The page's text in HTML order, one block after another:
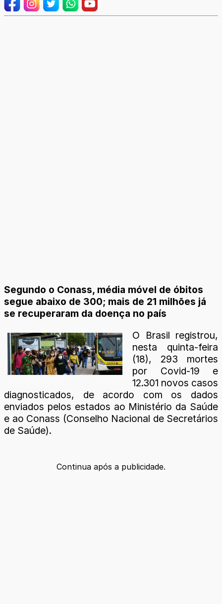
Segundo o Conass, média móvel de óbitos
segue abaixo de 300; mais de 21 milhões já
se recuperaram da doença no país
O Brasil registrou,
nesta quinta-feira
(18), 293 mortes
por Covid-19 e
12.301 novos casos
diagnosticados, de acordo com os dados
enviados pelos estados ao Ministério da Saúde
e ao Conass (Conselho Nacional de Secretários
de Saúde).
Continua após a publicidade.